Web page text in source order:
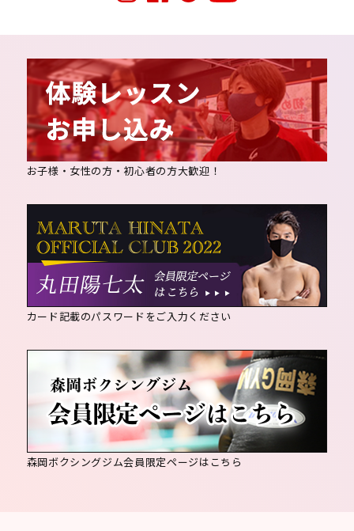
お子様・女性の方・初心者の方大歓迎！
カード記載のパスワードをご入力ください
森岡ボクシングジム会員限定ページはこちら